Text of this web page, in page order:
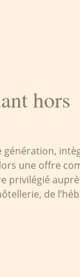
hors
génération,
une offre
privilégié
de